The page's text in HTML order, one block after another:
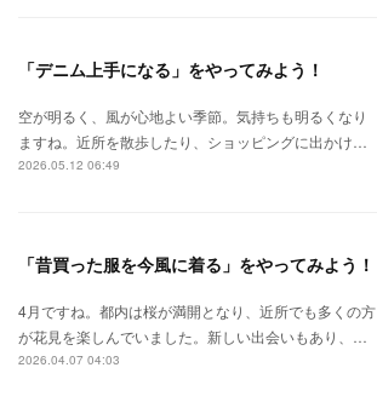
「デニム上手になる」をやってみよう！
空が明るく、風が心地よい季節。気持ちも明るくなり
ますね。近所を散歩したり、ショッピングに出かけ…
2026.05.12 06:49
「昔買った服を今風に着る」をやってみよう！
4月ですね。都内は桜が満開となり、近所でも多くの方
が花見を楽しんでいました。新しい出会いもあり、…
2026.04.07 04:03